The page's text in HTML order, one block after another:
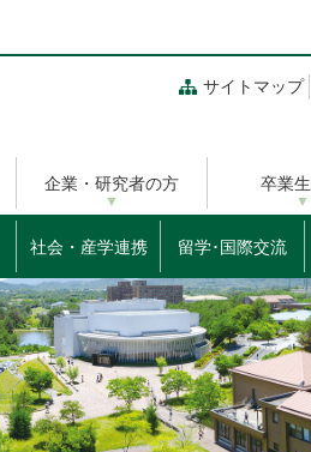
サイトマップ
企業・研究者の方 卒業
社会・産学連携 留学･国際交流